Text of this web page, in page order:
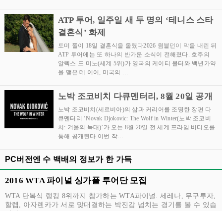
ATP 투어, 일주일 새 두 명의 ‘테니스 스타
결혼식’ 화제
토미 폴이 18일 결혼식을 올렸다2026 윔블던이 막을 내린 뒤
ATP 투어에는 또 하나의 반가운 소식이 전해졌다. 호주의
알렉스 드 미노(세계 5위)가 영국의 케이티 볼터와 백년가약
을 맺은 데 이어, 미국의 …
노박 조코비치 다큐멘터리, 8월 20일 공개
노박 조코비치(세르비아)의 삶과 커리어를 조명한 장편 다
큐멘터리 ‘Novak Djokovic: The Wolf in Winter(노박 조코비
치: 겨울의 늑대)’가 오는 8월 20일 전 세계 프라임 비디오를
통해 공개된다.이번 작…
PC버전엔 수 백배의 정보가 한 가득
2016 WTA 파이널 싱가폴 투어단 모집
WTA 단복식 랭킹 8위까지 참가하는 WTA파이널. 세레나, 무구루자,
할렙, 아자렌카가 서로 맞대결하는 박진감 넘치는 경기를 볼 수 있습